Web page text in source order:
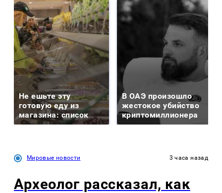
Не ешьте эту
готовую еду из
магазина: список
В ОАЭ произошло
жестокое убийство
криптомиллионера
Мировые новости 3 часа назад
Археолог рассказал, как